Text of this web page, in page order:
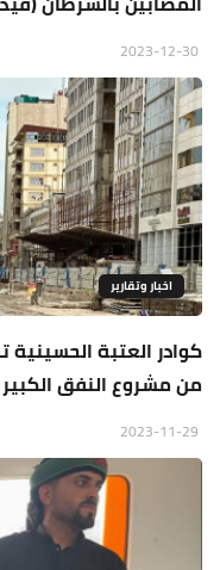
اخبار وتقارير
كوادر العتبة
من مشروع النفق